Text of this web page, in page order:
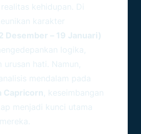
kehidupan. Di
karakter
Desember – 19 Januari)
logika,
urusan hati. Namun,
mendalam pada
Capricorn , keseimbangan
menjadi kunci utama